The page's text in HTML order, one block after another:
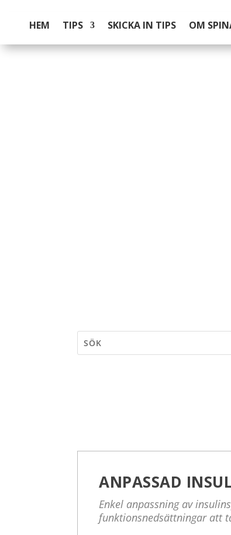
HEM TIPS SKICKA IN TIPS OM
ANPASSAD
Enkel anpassning av
funktionsnedsättningar att